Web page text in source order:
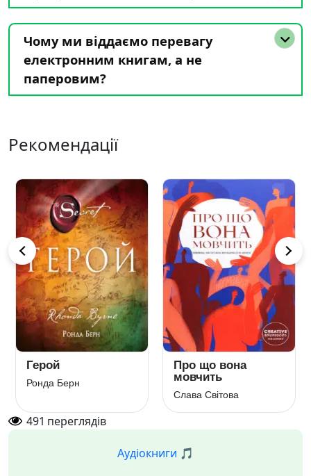
Чому ми віддаємо перевагу
електронним книгам, а не
паперовим?
Рекомендації
Герой
Ронда Берн
Про що вона
мовчить
Слава Світова
491 переглядів
Аудіокниги 🎵